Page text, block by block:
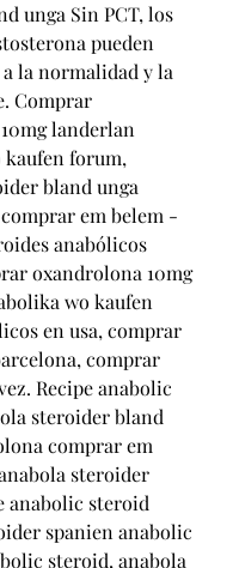
unga Sin PCT, los
pueden
la normalidad y la
Comprar
landerlan
forum,
bland unga
em belem -
anabólicos
oxandrolona 10mg
wo kaufen
en usa, comprar
comprar
Recipe anabolic
steroider bland
comprar em
steroider
anabolic steroid
spanien anabolic
steroid, anabola